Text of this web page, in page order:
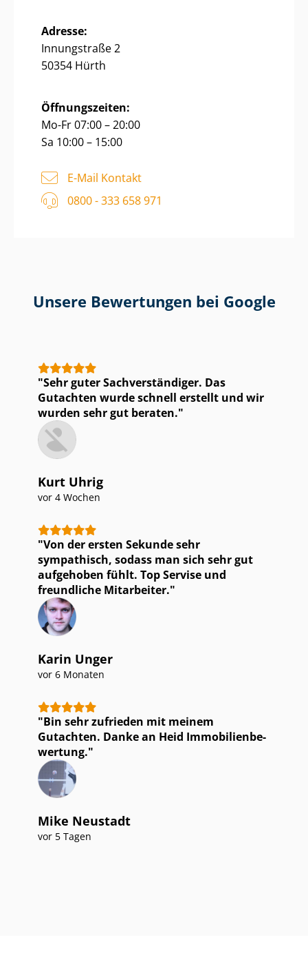
Adresse:
Innungstraße 2
50354 Hürth
Öffnungszeiten:
Mo-Fr 07:00 – 20:00
Sa 10:00 – 15:00
E-Mail Kontakt
0800 - 333 658 971
Unsere Bewertungen bei Google
Sehr guter Sach­ver­stän­di­ger. Das
Gutachten wurde schnell erstellt und wir
wurden sehr gut beraten.
Kurt Uhrig
vor 4 Wochen
Von der ersten Sekunde sehr
sympathisch, sodass man sich sehr gut
aufgehoben fühlt. Top Servise und
freundliche Mitarbeiter.
Karin Unger
vor 6 Monaten
Bin sehr zufrieden mit meinem
Gutachten. Danke an Heid Im­mo­bi­li­en­be­
wer­tung.
Mike Neustadt
vor 5 Tagen